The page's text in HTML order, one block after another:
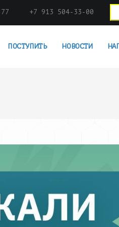
+7 913 504-33-00
ПОСТУПИТЬ НОВОСТИ